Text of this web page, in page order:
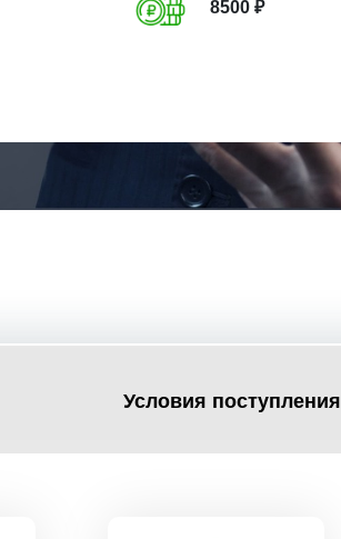
8500 ₽
Условия поступления